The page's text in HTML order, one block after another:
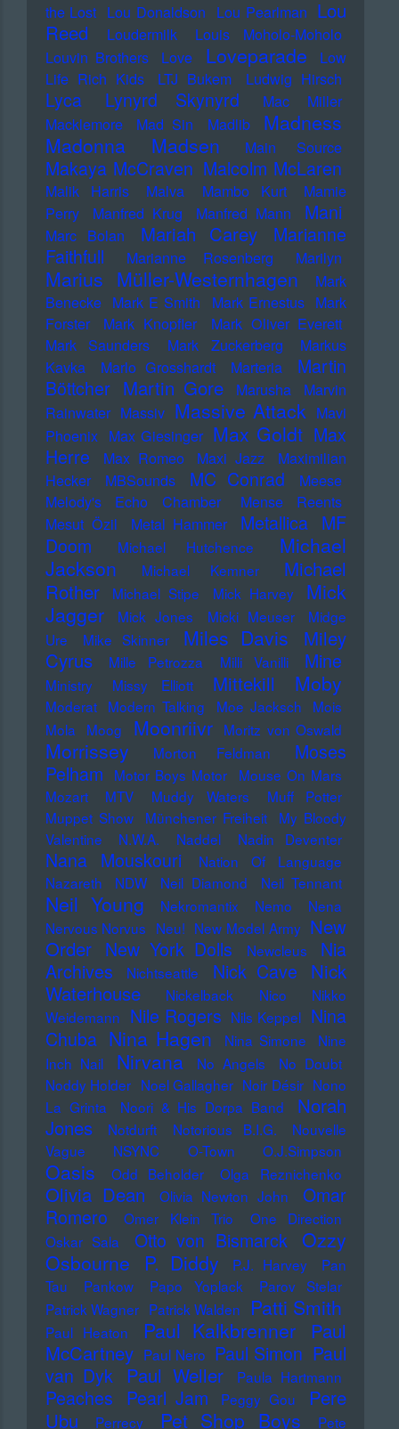
the Lost Lou Donaldson Lou Pearlman Lou
Reed
Loudermilk
Louis Moholo-Moholo
Louvin Brothers
Love Loveparade
Low
Life Rich Kids
LTJ Bukem Ludwig Hirsch
Lyca Lynyrd Skynyrd
Mac Miller
Macklemore
Mad Sin Madlib
Madness
Madonna
Madsen Main Source
Makaya McCraven Malcolm McLaren
Malik Harris Malva Mambo Kurt
Mamie
Perry
Manfred Krug Manfred Mann Mani
Marc Bolan Mariah Carey
Marianne
Faithfull
Marianne Rosenberg Marilyn
Marius Müller-Westernhagen
Mark
Benecke Mark E Smith Mark Ernestus Mark
Forster
Mark Knopfler
Mark Oliver Everett
Mark Saunders
Mark Zuckerberg
Markus
Kavka
Marlo Grosshardt Marteria
Martin
Böttcher Martin Gore Marusha
Marvin
Rainwater Massiv Massive Attack Mavi
Phoenix Max Giesinger Max Goldt Max
Herre
Max Romeo Maxi Jazz
Maximilian
Hecker
MBSounds MC Conrad
Meese
Melody's Echo Chamber
Mense Reents
Mesut Özil
Metal Hammer Metallica MF
Doom
Michael Hutchence
Michael
Jackson
Michael Kemner
Michael
Rother
Michael Stipe Mick Harvey
Mick
Jagger
Mick Jones Micki Meuser
Midge
Ure
Mike Skinner Miles Davis
Miley
Cyrus
Mille Petrozza Milli Vanilli Mine
Ministry Missy Elliott Mittekill Moby
Moderat Modern Talking Moe Jacksch
Mois
Mola
Moog Moonriivr Moritz von Oswald
Morrissey Morton Feldman
Moses
Pelham
Motor Boys Motor
Mouse On Mars
Mozart
MTV Muddy Waters
Muff Potter
Muppet Show
Münchener Freiheit
My Bloody
Valentine
N.W.A. Naddel Nadin Deventer
Nana Mouskouri
Nation Of Language
Nazareth
NDW Neil Diamond Neil Tennant
Neil Young Nekromantix Nemo
Nena
Nervous Norvus Neu! New Model Army New
Order New York Dolls Newcleus
Nia
Archives
Nichtseattle Nick Cave
Nick
Waterhouse
Nickelback Nico
Nikko
Weidemann Nile Rogers Nils Keppel Nina
Chuba Nina Hagen Nina Simone
Nine
Inch Nail
Nirvana No Angels
No Doubt
Noddy Holder Noel Gallagher Noir Désir Nono
La Grinta
Noori & His Dorpa Band
Norah
Jones
Notdurft Notorious B.I.G.
Nouvelle
Vague
NSYNC O-Town O.J.Simpson
Oasis Odd Beholder Olga Reznichenko
Olivia Dean Olivia Newton John
Omar
Romero
Omer Klein Trio
One Direction
Oskar Sala
Otto von Bismarck Ozzy
Osbourne
P. Diddy P.J. Harvey
Pan
Tau
Pankow Papo Yoplack
Parov Stelar
Patrick Wagner Patrick Walden Patti Smith
Paul Heaton Paul Kalkbrenner
Paul
McCartney Paul Nero Paul Simon Paul
van Dyk Paul Weller Paula Hartmann
Peaches Pearl Jam Peggy Gou
Pere
Ubu
Perrecy Pet Shop Boys Pete